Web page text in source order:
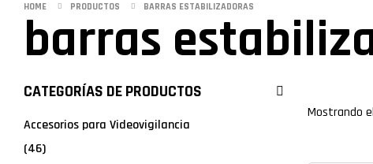
HOME PRODUCTOS BARRAS ESTABILIZADORAS
barras
Mostrando
CATEGORÍAS DE PRODUCTOS
Accesorios para Videovigilancia
(46)